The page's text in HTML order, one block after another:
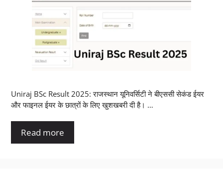
Uniraj BSc Result 2025: राजस्थान यूनिवर्सिटी ने बीएससी सेकंड ईयर
और फाइनल ईयर के छात्रों के लिए खुशखबरी दी है। …
Read more